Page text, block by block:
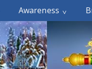
Awareness